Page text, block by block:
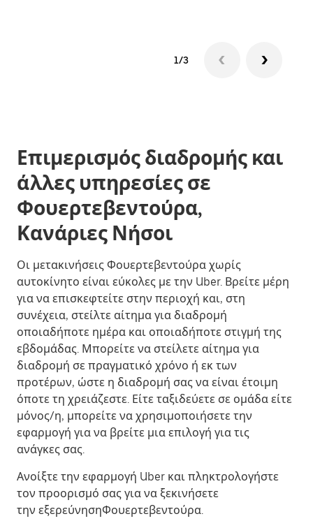
1/3
Επιμερισμός διαδρομής και
άλλες υπηρεσίες σε
Φουερτεβεντούρα,
Κανάριες Νήσοι
Οι μετακινήσεις Φουερτεβεντούρα χωρίς
αυτοκίνητο είναι εύκολες με την Uber. Βρείτε μέρη
για να επισκεφτείτε στην περιοχή και, στη
συνέχεια, στείλτε αίτημα για διαδρομή
οποιαδήποτε ημέρα και οποιαδήποτε στιγμή της
εβδομάδας. Μπορείτε να στείλετε αίτημα για
διαδρομή σε πραγματικό χρόνο ή εκ των
προτέρων, ώστε η διαδρομή σας να είναι έτοιμη
όποτε τη χρειάζεστε. Είτε ταξιδεύετε σε ομάδα είτε
μόνος/η, μπορείτε να χρησιμοποιήσετε την
εφαρμογή για να βρείτε μια επιλογή για τις
ανάγκες σας.
Ανοίξτε την εφαρμογή Uber και πληκτρολογήστε
τον προορισμό σας για να ξεκινήσετε
την εξερεύνησηΦουερτεβεντούρα.